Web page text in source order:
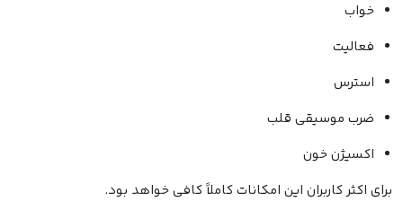
خواب
فعالیت
استرس
ضرب موسیقی قلب
اکسیژن خون
برای اکثر کاربران این امکانات کاملاً کافی خواهد بود.